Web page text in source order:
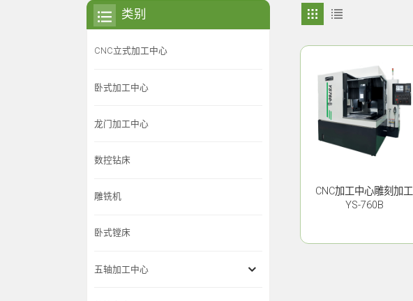
CNC加工中心雕刻加工
YS-760B
类别
CNC立式加工中心
卧式加工中心
龙门加工中心
数控钻床
雕铣机
卧式镗床
五轴加工中心